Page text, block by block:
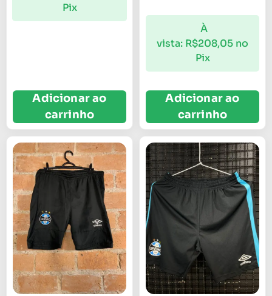
Pix
Adicionar ao
carrinho
À
vista: R$208,05 no
Pix
Adicionar ao
carrinho